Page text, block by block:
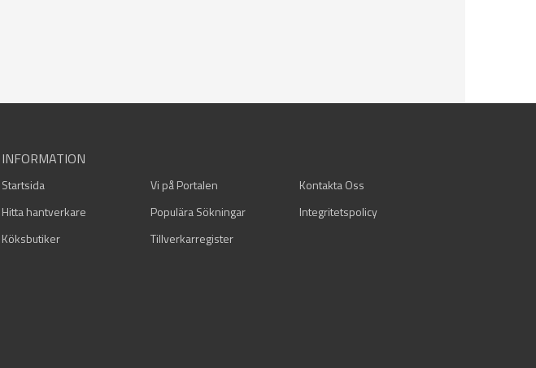
INFORMATION
Startsida Vi på Portalen
Kontakta Oss
Hitta hantverkare
Populära Sökningar
Integritetspolicy
Köksbutiker
Tillverkarregister